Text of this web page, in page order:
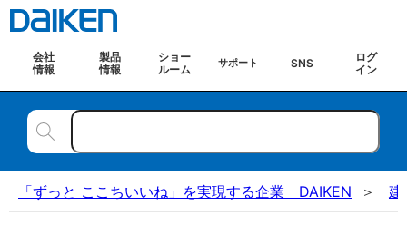
会社
情報
製品
情報
ショー
ルーム
サポート SNS
ログ
イン
「ずっと ここちいいね」を実現する企業 DAIKEN 建